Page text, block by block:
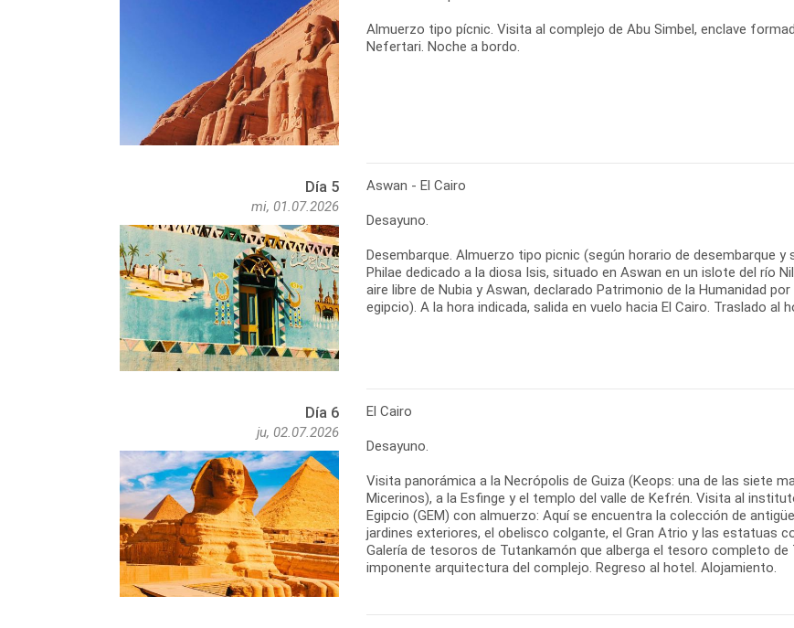
Almuerzo tipo pícnic. Visita al complejo de Abu Simbel, enclave
Nefertari. Noche a bordo.
Día 5
mi, 01.07.2026
Aswan - El Cairo
Desayuno.
Desembarque. Almuerzo tipo picnic (según horario de desembarque
Philae dedicado a la diosa Isis, situado en Aswan en un islote del río
aire libre de Nubia y Aswan, declarado Patrimonio de la Humanidad
egipcio). A la hora indicada, salida en vuelo hacia El Cairo. Traslado al
Día 6
ju, 02.07.2026
El Cairo
Desayuno.
Visita panorámica a la Necrópolis de Guiza (Keops: una de las siete
Micerinos), a la Esfinge y el templo del valle de Kefrén. Visita al
Egipcio (GEM) con almuerzo: Aquí se encuentra la colección de
jardines exteriores, el obelisco colgante, el Gran Atrio y las estatuas
Galería de tesoros de Tutankamón que alberga el tesoro completo
imponente arquitectura del complejo. Regreso al hotel. Alojamiento.